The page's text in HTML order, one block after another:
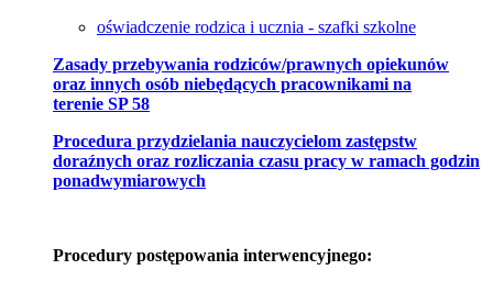
oświadczenie rodzica i ucznia - szafki szkolne
Zasady przebywania rodziców/prawnych opiekunów
oraz innych osób niebędących pracownikami na
terenie SP 58
Procedura przydzielania nauczycielom zastępstw
doraźnych oraz rozliczania czasu pracy w ramach godzin
ponadwymiarowych
Procedury postępowania interwencyjnego: